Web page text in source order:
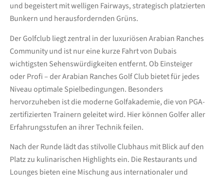
und begeistert mit welligen Fairways, strategisch platzierten
Bunkern und herausfordernden Grüns.
Der Golfclub liegt zentral in der luxuriösen Arabian Ranches
Community und ist nur eine kurze Fahrt von Dubais
wichtigsten Sehenswürdigkeiten entfernt. Ob Einsteiger
oder Profi – der Arabian Ranches Golf Club bietet für jedes
Niveau optimale Spielbedingungen. Besonders
hervorzuheben ist die moderne Golfakademie, die von PGA-
zertifizierten Trainern geleitet wird. Hier können Golfer aller
Erfahrungsstufen an ihrer Technik feilen.
Nach der Runde lädt das stilvolle Clubhaus mit Blick auf den
Platz zu kulinarischen Highlights ein. Die Restaurants und
Lounges bieten eine Mischung aus internationaler und